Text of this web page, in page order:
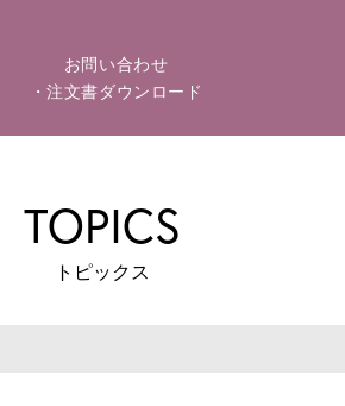
お問い合わせ
・注文書ダウンロード
TOPICS
トピックス